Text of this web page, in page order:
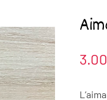
3.00